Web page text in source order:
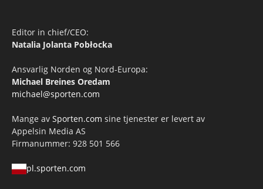
Editor in chief/CEO:
Natalia Jolanta Pobłocka
Ansvarlig Norden og Nord-Europa:
Michael Breines Oredam
michael@sporten.com
Mange av Sporten.com sine tjenester er levert av
Appelsin Media AS
Firmanummer: 928 501 566
pl.sporten.com